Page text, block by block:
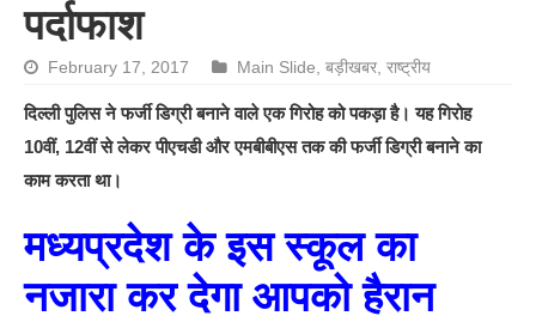
पर्दाफाश
February 17, 2017 Main Slide,बड़ीखबर,राष्ट्रीय
दिल्ली पुलिस ने फर्जी डिग्री बनाने वाले एक गिरोह को पकड़ा है।यह गिरोह
10वीं, 12वीं से लेकर पीएचडी और एमबीबीएस तक की फर्जी डिग्री बनाने का
काम करता था।
मध्यप्रदेश के इस स्कूल का
नजारा कर देगा आपको हैरान